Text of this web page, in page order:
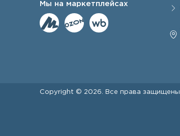
Мы на маркетплейсах
Copyright © 2026. Все права защищены.